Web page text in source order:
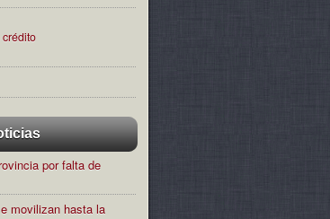
por falta de
movilizan hasta la